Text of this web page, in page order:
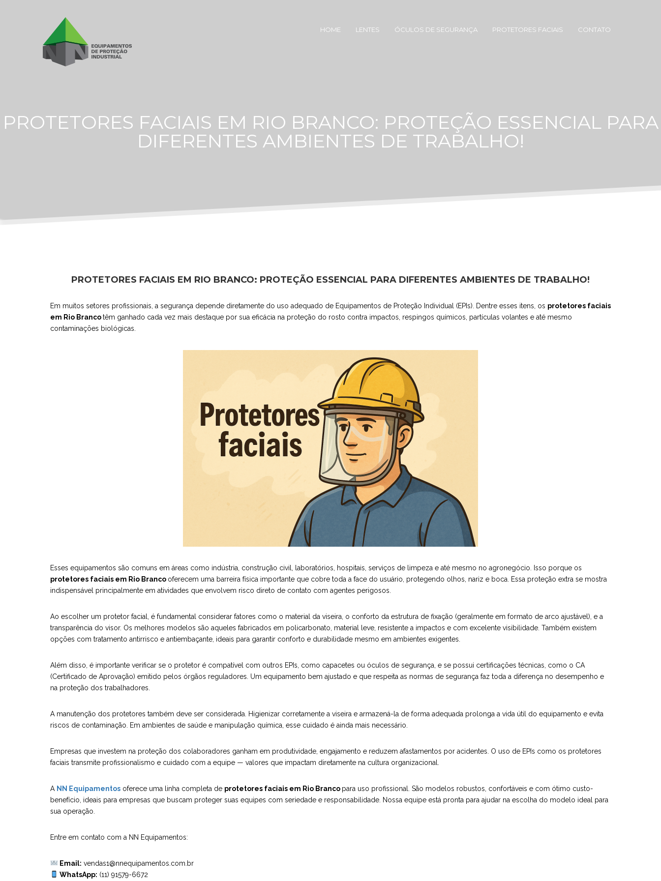
HOME LENTES ÓCULOS DE SEGURANÇA PROTETORES FACIAIS CONTATO
PROTETORES FACIAIS EM RIO BRANCO: PROTEÇÃO ESSENCIAL PARA
DIFERENTES AMBIENTES DE TRABALHO!
PROTETORES FACIAIS EM RIO BRANCO: PROTEÇÃO ESSENCIAL PARA DIFERENTES AMBIENTES DE TRABALHO!
Em muitos setores profissionais, a segurança depende diretamente do uso adequado de Equipamentos de Proteção Individual (EPIs). Dentre esses itens, os protetores faciais
em Rio Brancotêm ganhado cada vez mais destaque por sua eficácia na proteção do rosto contra impactos, respingos químicos, partículas volantes e até mesmo
contaminações biológicas.
Esses equipamentos são comuns em áreas como indústria, construção civil, laboratórios, hospitais, serviços de limpeza e até mesmo no agronegócio. Isso porque os
protetores faciais em Rio Branco oferecem uma barreira física importante que cobre toda a face do usuário, protegendo olhos, nariz e boca. Essa proteção extra se mostra
indispensável principalmente em atividades que envolvem risco direto de contato com agentes perigosos.
Ao escolher um protetor facial, é fundamental considerar fatores como o material da viseira, o conforto da estrutura de fixação (geralmente em formato de arco ajustável), e a
transparência do visor. Os melhores modelos são aqueles fabricados em policarbonato, material leve, resistente a impactos e com excelente visibilidade. Também existem
opções com tratamento antirrisco e antiembaçante, ideais para garantir conforto e durabilidade mesmo em ambientes exigentes.
Além disso, é importante verificar se o protetor é compatível com outros EPIs, como capacetes ou óculos de segurança, e se possui certificações técnicas, como o CA
(Certificado de Aprovação) emitido pelos órgãos reguladores. Um equipamento bem ajustado e que respeita as normas de segurança faz toda a diferença no desempenho e
na proteção dos trabalhadores.
A manutenção dos protetores também deve ser considerada. Higienizar corretamente a viseira e armazená-la de forma adequada prolonga a vida útil do equipamento e evita
riscos de contaminação. Em ambientes de saúde e manipulação química, esse cuidado é ainda mais necessário.
Empresas que investem na proteção dos colaboradores ganham em produtividade, engajamento e reduzem afastamentos por acidentes. O uso de EPIs como os protetores
faciais transmite profissionalismo e cuidado com a equipe — valores que impactam diretamente na cultura organizacional.
A NN Equipamentos oferece uma linha completa de protetores faciais em Rio Branco para uso profissional. São modelos robustos, confortáveis e com ótimo custo-
benefício, ideais para empresas que buscam proteger suas equipes com seriedade e responsabilidade. Nossa equipe está pronta para ajudar na escolha do modelo ideal para
sua operação.
Entre em contato com a NN Equipamentos:
Email: vendas1@nnequipamentos.com.br
WhatsApp: (11) 91579-6672